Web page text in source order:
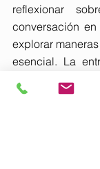
reflexionar
conversación
explorar
esencial. La
completar aforo.